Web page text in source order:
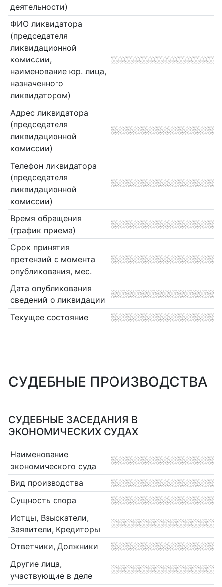
деятельности)
ФИО ликвидатора
(председателя
ликвидационной
комиссии,
наименование юр. лица,
назначенного
ликвидатором)
Адрес ликвидатора
(председателя
ликвидационной
комиссии)
Телефон ликвидатора
(председателя
ликвидационной
комиссии)
Время обращения
(график приема)
Срок принятия
претензий с момента
опубликования, мес.
Дата опубликования
сведений о ликвидации
Текущее состояние
СУДЕБНЫЕ ПРОИЗВОДСТВА
СУДЕБНЫЕ ЗАСЕДАНИЯ В
ЭКОНОМИЧЕСКИХ СУДАХ
Наименование
экономического суда
Вид производства
Сущность спора
Истцы, Взыскатели,
Заявители, Кредиторы
Ответчики, Должники
Другие лица,
участвующие в деле